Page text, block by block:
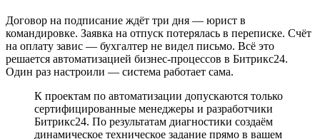
Договор на подписание ждёт три дня — юрист в
командировке. Заявка на отпуск потерялась в переписке. Счёт
на оплату завис — бухгалтер не видел письмо. Всё это
решается автоматизацией бизнес-процессов в Битрикс24.
Один раз настроили — система работает сама.
К проектам по автоматизации допускаются только
сертифицированные менеджеры и разработчики
Битрикс24. По результатам диагностики создаём
динамическое техническое задание прямо в вашем